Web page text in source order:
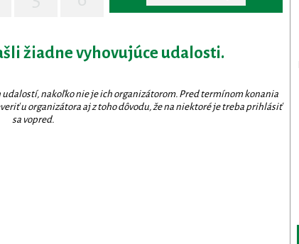
žiadne vyhovujúce udalosti.
nakoľko nie je ich organizátorom. Pred termínom konania
u organizátora aj z toho dôvodu, že na niektoré je treba prihlásiť
sa vopred.